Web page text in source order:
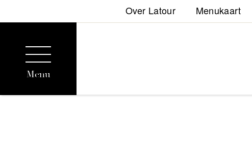
Over Latour Menukaart
Menu